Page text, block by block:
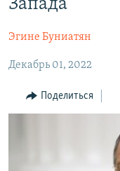
основной
Перейти
РЕГИОН
НАГОРНЫЙ КАРАБАХ
КУЛЬТУРА
Запада
Эгине Буниатян
Декабрь 01, 2022
Поделиться